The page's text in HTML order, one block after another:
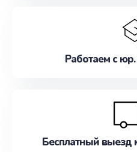
Работаем с
Бесплатный выезд